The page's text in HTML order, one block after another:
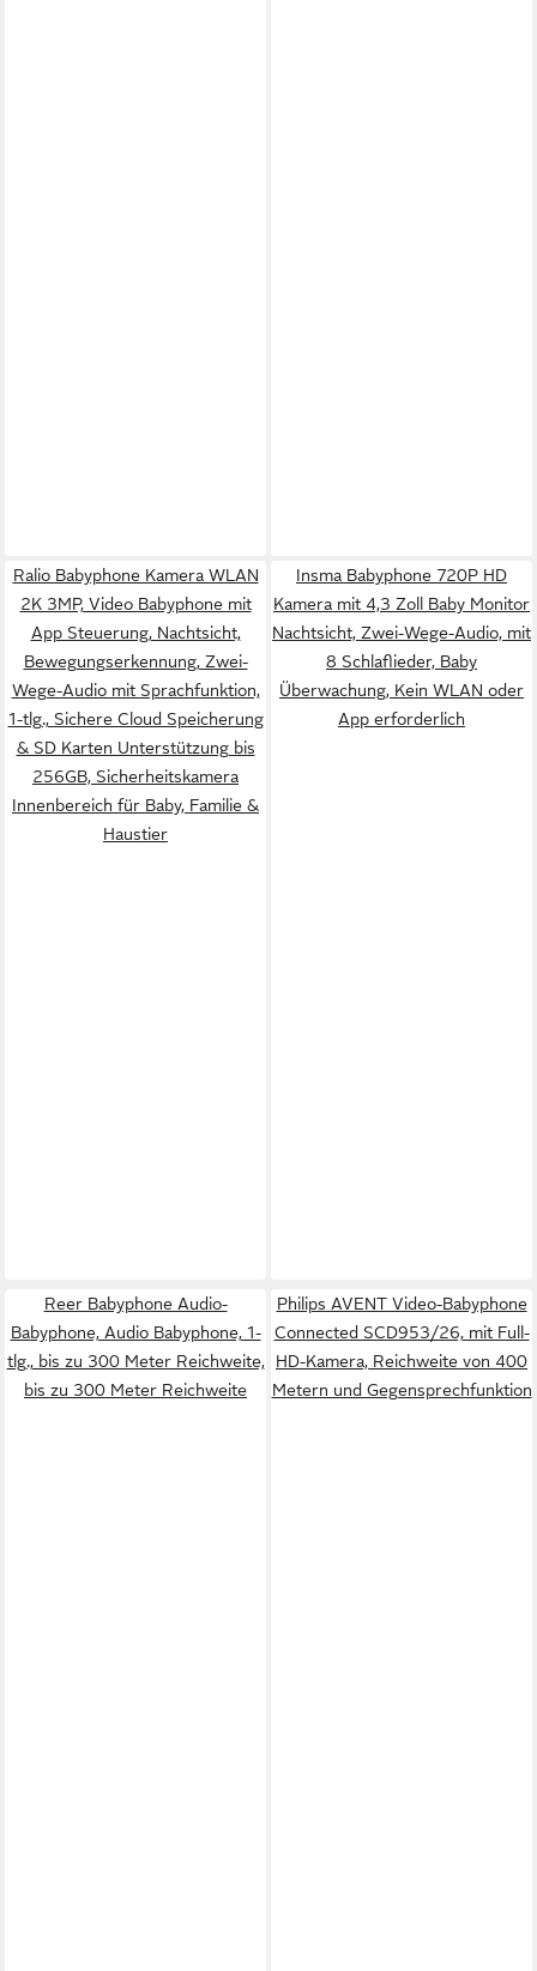
Ralio Babyphone Kamera WLAN
2K 3MP, Video Babyphone mit
App Steuerung, Nachtsicht,
Bewegungserkennung, Zwei-
Wege-Audio mit Sprachfunktion,
1-tlg., Sichere Cloud Speicherung
& SD Karten Unterstützung bis
256GB, Sicherheitskamera
Innenbereich für Baby, Familie &
Haustier
Insma Babyphone 720P HD
Kamera mit 4,3 Zoll Baby Monitor
Nachtsicht, Zwei-Wege-Audio, mit
8 Schlaflieder, Baby
Überwachung, Kein WLAN oder
App erforderlich
Reer Babyphone Audio-
Babyphone, Audio Babyphone, 1-
tlg., bis zu 300 Meter Reichweite,
bis zu 300 Meter Reichweite
Philips AVENT Video-Babyphone
Connected SCD953/26, mit Full-
HD-Kamera, Reichweite von 400
Metern und Gegensprechfunktion